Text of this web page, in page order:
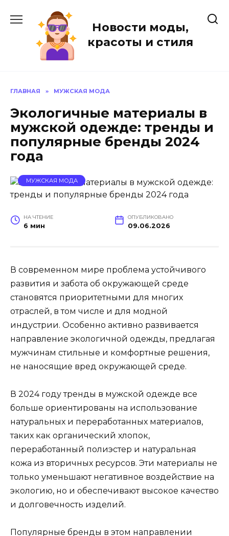
содержанию
Новости моды,
красоты и стиля
ГЛАВНАЯ » МУЖСКАЯ МОДА
Экологичные материалы в
мужской одежде: тренды и
популярные бренды 2024
года
МУЖСКАЯ МОДА
НА ЧТЕНИЕ
6 мин
ОПУБЛИКОВАНО
09.06.2026
В современном мире проблема устойчивого
развития и забота об окружающей среде
становятся приоритетными для многих
отраслей, в том числе и для модной
индустрии. Особенно активно развивается
направление экологичной одежды, предлагая
мужчинам стильные и комфортные решения,
не наносящие вред окружающей среде.
В 2024 году тренды в мужской одежде все
больше ориентированы на использование
натуральных и переработанных материалов,
таких как органический хлопок,
переработанный полиэстер и натуральная
кожа из вторичных ресурсов. Эти материалы не
только уменьшают негативное воздействие на
экологию, но и обеспечивают высокое качество
и долговечность изделий.
Популярные бренды в этом направлении